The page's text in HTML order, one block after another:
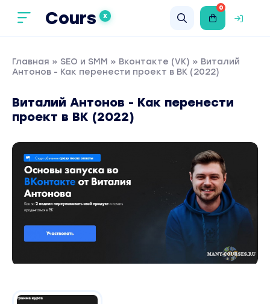
Cours X
0
Главная » SEO и SMM » Вконтакте (VK) » Виталий
Антонов - Как перенести проект в ВК (2022)
Виталий Антонов - Как перенести
проект в ВК (2022)